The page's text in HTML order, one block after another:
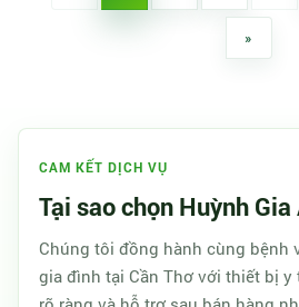
»
CAM KẾT DỊCH VỤ
Tại sao chọn Huỳnh Gia
Chúng tôi đồng hành cùng bệnh
gia đình tại Cần Thơ với thiết bị y